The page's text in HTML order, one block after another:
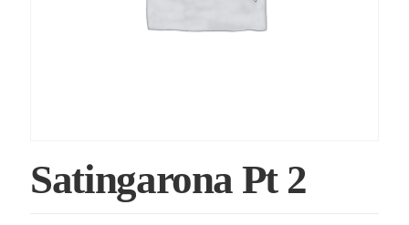
Satingarona Pt 2